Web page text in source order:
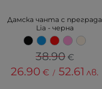
Дамска чанта с преграда
Lia - черна
38.90 €
26.90 € / 52.61 лв.